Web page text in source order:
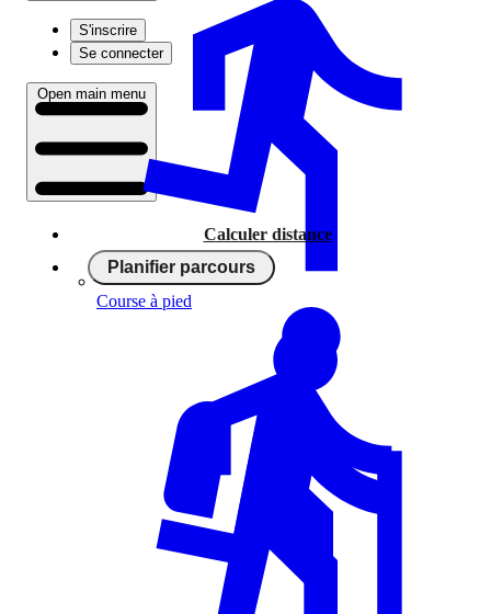
S'inscrire
Se connecter
Open main menu
Calculer distance
Planifier parcours
Course à pied